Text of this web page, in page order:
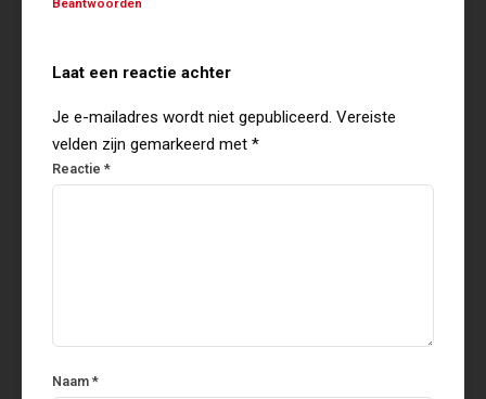
Beantwoorden
Laat een reactie achter
Je e-mailadres wordt niet gepubliceerd. Vereiste
velden zijn gemarkeerd met *
Reactie *
Naam *